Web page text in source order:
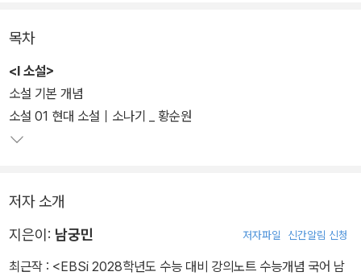
목차
<Ⅰ 소설>
소설 기본 개념
소설 01 현대 소설｜소나기 _ 황순원
저자 소개
지은이: 남궁민 저자파일 신간알림 신청
최근작 : <EBSi 2028학년도 수능 대비 강의노트 수능개념 국어 남